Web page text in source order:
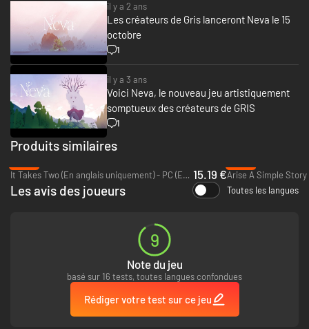
il y a 2 ans
Les créateurs de Gris lanceront Neva le 15
octobre
1
il y a 3 ans
Voici Neva, le nouveau jeu artistiquement
somptueux des créateurs de GRIS
1
Produits similaires
It Takes Two (En anglais uniquement) - PC (EA App) 15.19 €Arise A Simple Story
Les avis des joueurs Toutes les langues
9
Note du jeu
basé sur 16 tests, toutes langues confondues
Rédiger votre test sur ce jeu